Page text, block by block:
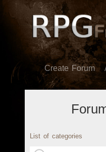
Create Forum
List of categories